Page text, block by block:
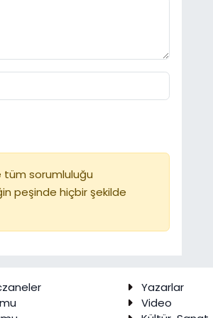
tüm sorumluluğu
peşinde hiçbir şekilde
Yazarlar
Video